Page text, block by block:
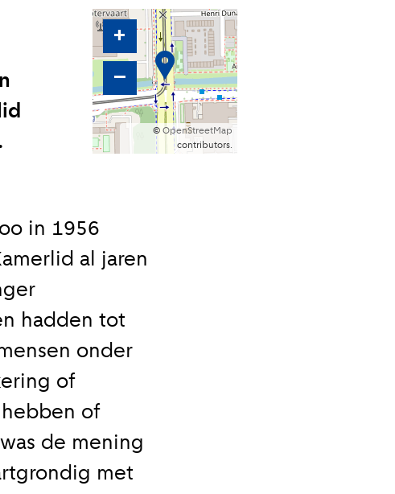
+
–
© OpenStreetMap
contributors.
in 1956
al jaren
hadden tot
onder
of
of
de mening
met